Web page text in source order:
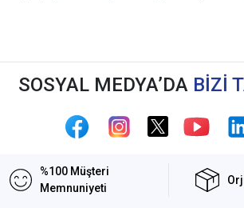
barındırmayan hammaddesinin yanı sıra
otoklavlanması durumunda uzun süreler
Antistatik ameliyathane terlikleri
tüm
SOSYAL MEDYA’DA BİZİ
%100 Müşteri
Memnuniyeti